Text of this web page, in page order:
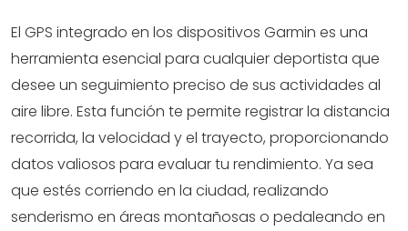
El GPS integrado en los dispositivos Garmin es una
herramienta esencial para cualquier deportista que
desee un seguimiento preciso de sus actividades al
aire libre. Esta función te permite registrar la distancia
recorrida, la velocidad y el trayecto, proporcionando
datos valiosos para evaluar tu rendimiento. Ya sea
que estés corriendo en la ciudad, realizando
senderismo en áreas montañosas o pedaleando en